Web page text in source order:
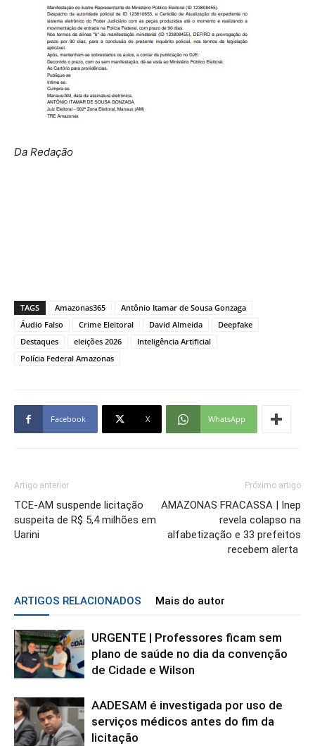
Da Redação
TAGS Amazonas365
Antônio Itamar de Sousa Gonzaga
Áudio Falso
Crime Eleitoral David Almeida
Deepfake
Destaques
eleições 2026
Inteligência Artificial
Polícia Federal Amazonas
Facebook X WhatsApp
Artigo anterior
TCE-AM suspende licitação
suspeita de R$ 5,4 milhões em
Uarini
Próximo artigo
AMAZONAS FRACASSA | Inep
revela colapso na
alfabetização e 33 prefeitos
recebem alerta
ARTIGOS RELACIONADOS Mais do autor
URGENTE | Professores ficam sem
plano de saúde no dia da convenção
de Cidade e Wilson
AADESAM é investigada por uso de
serviços médicos antes do fim da
licitação